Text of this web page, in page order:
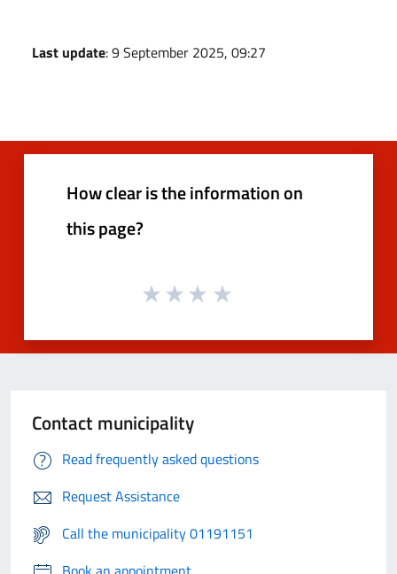
Last update: 9 September 2025, 09:27
How clear is the information on
this page?
Contact municipality
Read frequently asked questions
Request Assistance
Call the municipality 01191151